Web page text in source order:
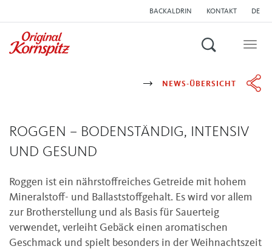
BACKALDRIN KONTAKT DE
Suchen
NEWS-ÜBERSICHT
ROGGEN – BODENSTÄNDIG, INTENSIV
UND GESUND
Roggen ist ein nährstoffreiches Getreide mit hohem
Mineralstoff- und Ballaststoffgehalt. Es wird vor allem
zur Brotherstellung und als Basis für Sauerteig
verwendet, verleiht Gebäck einen aromatischen
Geschmack und spielt besonders in der Weihnachtszeit